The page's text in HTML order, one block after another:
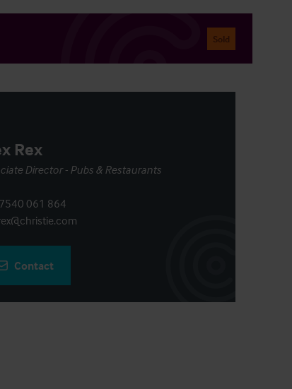
Sold
Rex
Director - Pubs & Restaurants
061 864
Contact